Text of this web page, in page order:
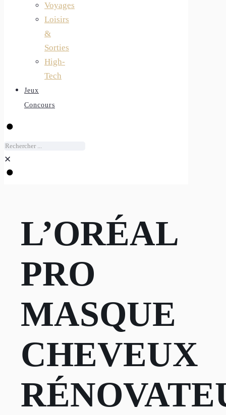
Voyages
Loisirs
&
Sorties
High-
Tech
Jeux
Concours
✕
L’ORÉAL
PRO
MASQUE
CHEVEUX